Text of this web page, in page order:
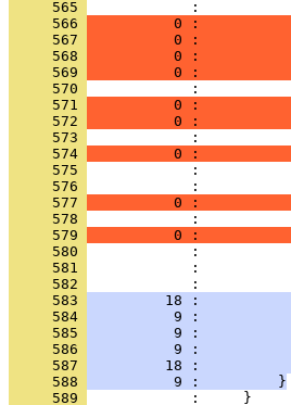
     565
     566
0 :
     567
0 :
     568
0 :
     569
0 :
     570
     571
0 :
     572
0 :
     573
     574
0 :
     575
     576
     577
0 :
     578
     579
0 :
     580
     581
     582
     583
18 :
     584
9 :
     585
9 :
     586
9 :
     587
18 :
     588
          9 :         }
     589